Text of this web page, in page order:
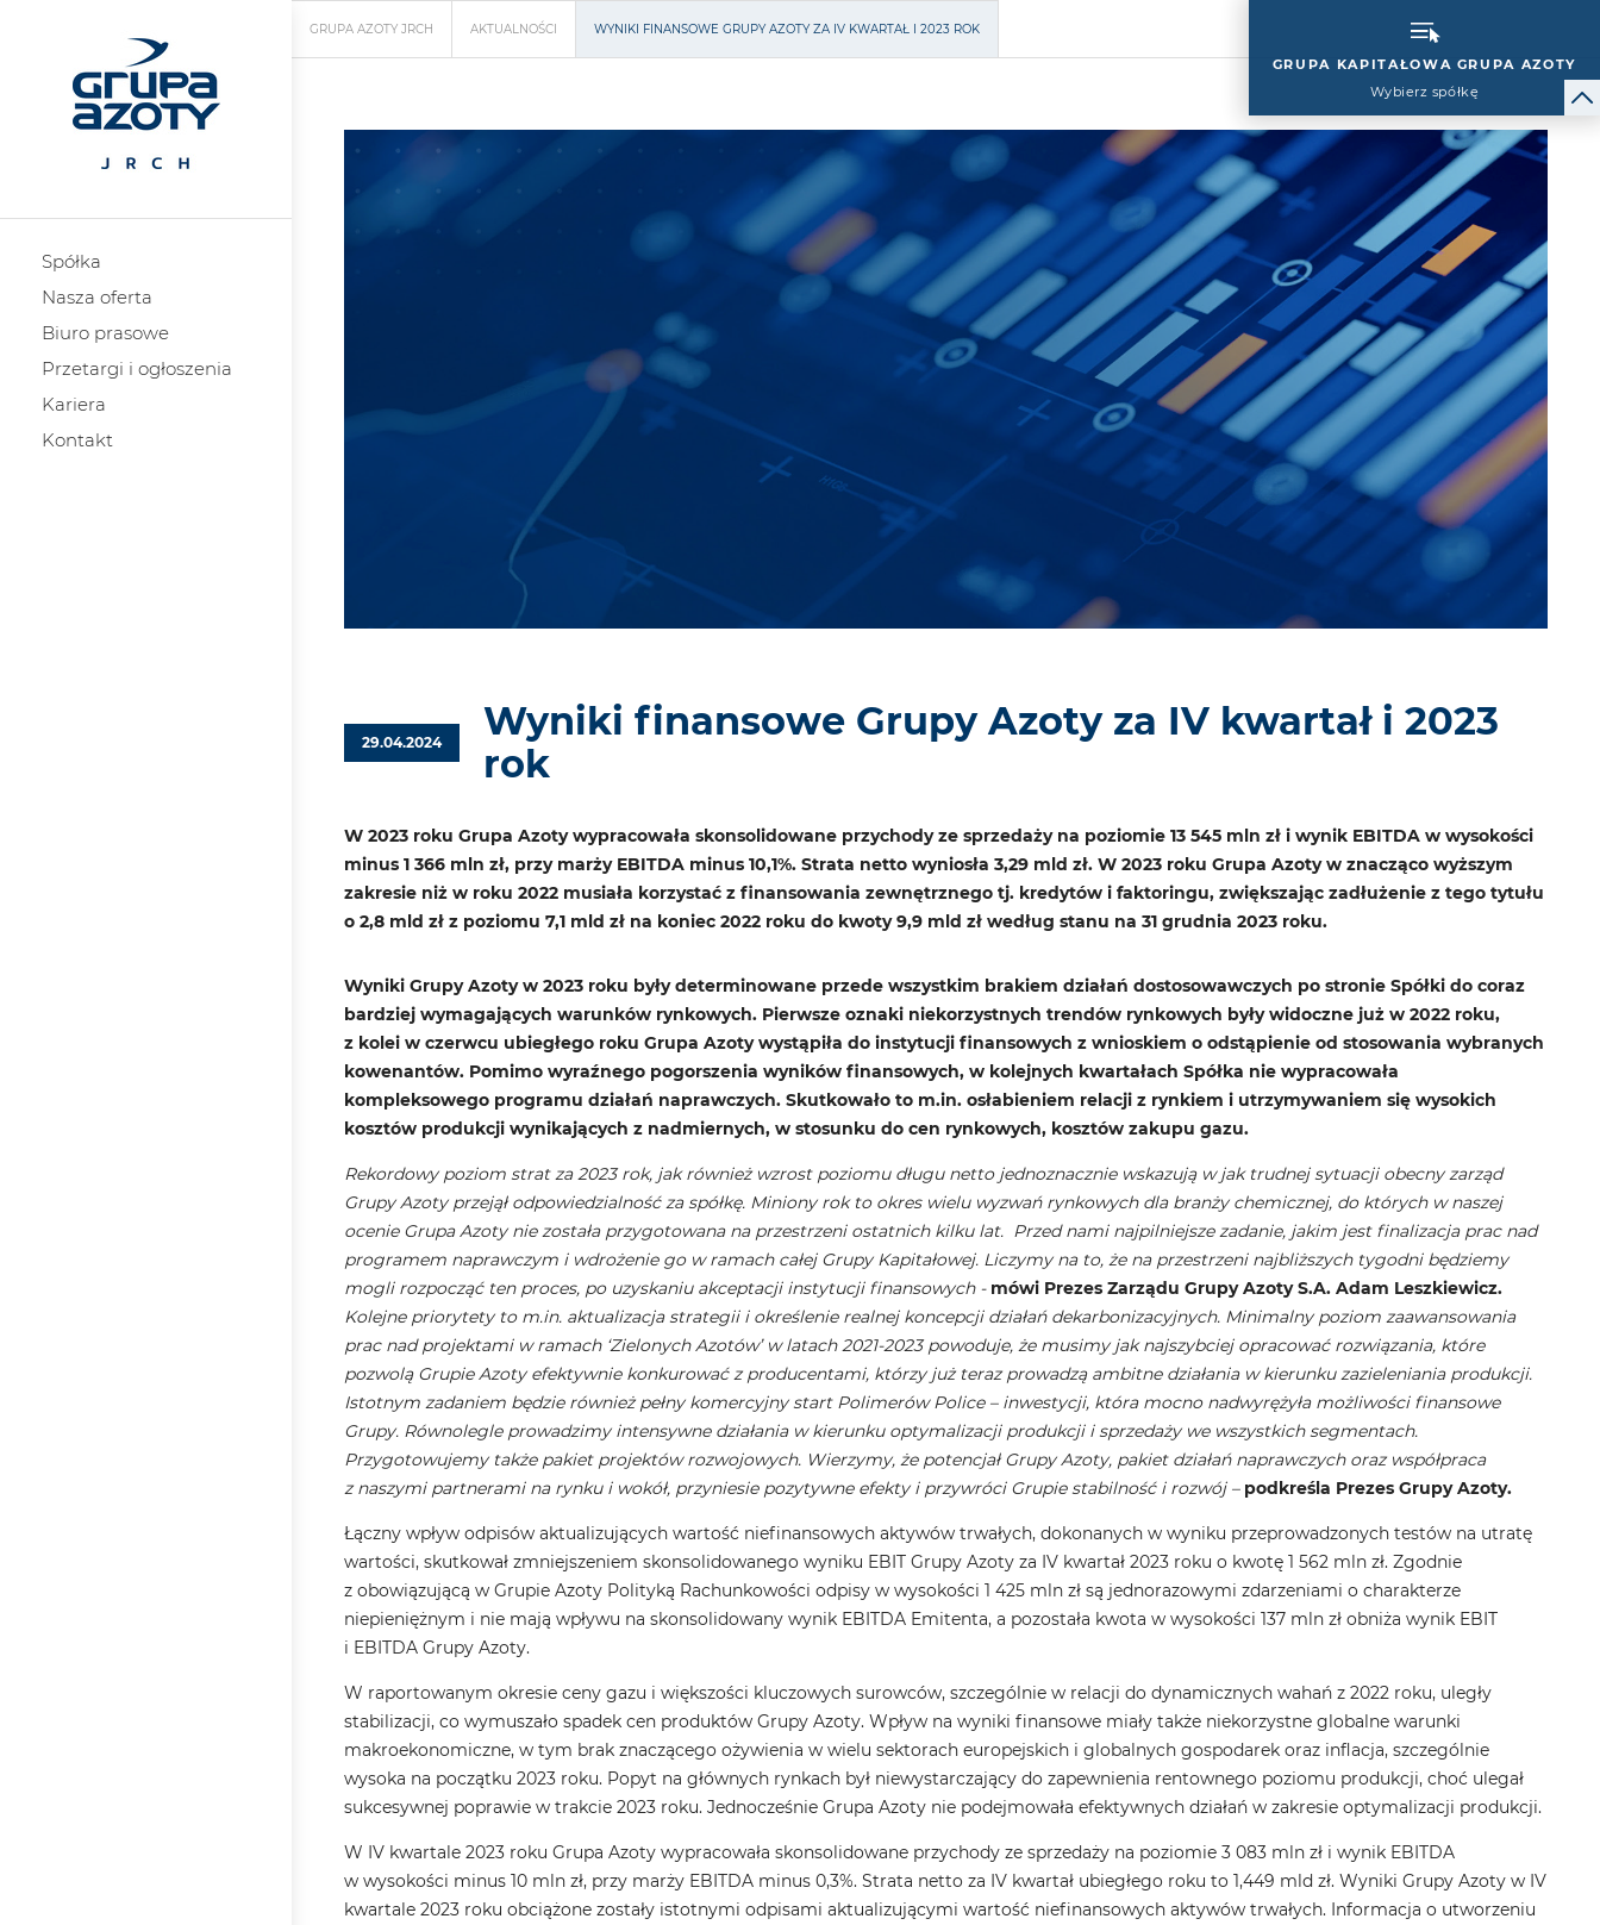
Spółka
Nasza oferta
Biuro prasowe
Przetargi i ogłoszenia
Kariera
Kontakt
GRUPA KAPITAŁOWA GRUPA AZOTY
Wybierz spółkę
GRUPA AZOTY JRCH AKTUALNOŚCI WYNIKI FINANSOWE GRUPY AZOTY ZA IV KWARTAŁ I 2023 ROK
29.04.2024
Wyniki finansowe Grupy Azoty za IV kwartał i 2023
rok
W 2023 roku Grupa Azoty wypracowała skonsolidowane przychody ze sprzedaży na poziomie 13 545 mln zł i wynik EBITDA w wysokości
minus 1 366 mln zł, przy marży EBITDA minus 10,1%. Strata netto wyniosła 3,29 mld zł. W 2023 roku Grupa Azoty w znacząco wyższym
zakresie niż w roku 2022 musiała korzystać z finansowania zewnętrznego tj. kredytów i faktoringu, zwiększając zadłużenie z tego tytułu
o 2,8 mld zł z poziomu 7,1 mld zł na koniec 2022 roku do kwoty 9,9 mld zł według stanu na 31 grudnia 2023 roku.
Wyniki Grupy Azoty w 2023 roku były determinowane przede wszystkim brakiem działań dostosowawczych po stronie Spółki do coraz
bardziej wymagających warunków rynkowych. Pierwsze oznaki niekorzystnych trendów rynkowych były widoczne już w 2022 roku,
z kolei w czerwcu ubiegłego roku Grupa Azoty wystąpiła do instytucji finansowych z wnioskiem o odstąpienie od stosowania wybranych
kowenantów. Pomimo wyraźnego pogorszenia wyników finansowych, w kolejnych kwartałach Spółka nie wypracowała
kompleksowego programu działań naprawczych. Skutkowało to m.in. osłabieniem relacji z rynkiem i utrzymywaniem się wysokich
kosztów produkcji wynikających z nadmiernych, w stosunku do cen rynkowych, kosztów zakupu gazu.
Rekordowy poziom strat za 2023 rok, jak również wzrost poziomu długu netto jednoznacznie wskazują w jak trudnej sytuacji obecny zarząd
Grupy Azoty przejął odpowiedzialność za spółkę. Miniony rok to okres wielu wyzwań rynkowych dla branży chemicznej, do których w naszej
ocenie Grupa Azoty nie została przygotowana na przestrzeni ostatnich kilku lat. Przed nami najpilniejsze zadanie, jakim jest finalizacja prac nad
programem naprawczym i wdrożenie go w ramach całej Grupy Kapitałowej. Liczymy na to, że na przestrzeni najbliższych tygodni będziemy
mogli rozpocząć ten proces, po uzyskaniu akceptacji instytucji finansowych - mówi Prezes Zarządu Grupy Azoty S.A. Adam Leszkiewicz.
Kolejne priorytety to m.in. aktualizacja strategii i określenie realnej koncepcji działań dekarbonizacyjnych. Minimalny poziom zaawansowania
prac nad projektami w ramach ‘Zielonych Azotów’ w latach 2021-2023 powoduje, że musimy jak najszybciej opracować rozwiązania, które
pozwolą Grupie Azoty efektywnie konkurować z producentami, którzy już teraz prowadzą ambitne działania w kierunku zazieleniania produkcji.
Istotnym zadaniem będzie również pełny komercyjny start Polimerów Police – inwestycji, która mocno nadwyrężyła możliwości finansowe
Grupy. Równolegle prowadzimy intensywne działania w kierunku optymalizacji produkcji i sprzedaży we wszystkich segmentach.
Przygotowujemy także pakiet projektów rozwojowych. Wierzymy, że potencjał Grupy Azoty, pakiet działań naprawczych oraz współpraca
z naszymi partnerami na rynku i wokół, przyniesie pozytywne efekty i przywróci Grupie stabilność i rozwój – podkreśla Prezes Grupy Azoty.
Łączny wpływ odpisów aktualizujących wartość niefinansowych aktywów trwałych, dokonanych w wyniku przeprowadzonych testów na utratę
wartości, skutkował zmniejszeniem skonsolidowanego wyniku EBIT Grupy Azoty za IV kwartał 2023 roku o kwotę 1 562 mln zł. Zgodnie
z obowiązującą w Grupie Azoty Polityką Rachunkowości odpisy w wysokości 1 425 mln zł są jednorazowymi zdarzeniami o charakterze
niepieniężnym i nie mają wpływu na skonsolidowany wynik EBITDA Emitenta, a pozostała kwota w wysokości 137 mln zł obniża wynik EBIT
i EBITDA Grupy Azoty.
W raportowanym okresie ceny gazu i większości kluczowych surowców, szczególnie w relacji do dynamicznych wahań z 2022 roku, uległy
stabilizacji, co wymuszało spadek cen produktów Grupy Azoty. Wpływ na wyniki finansowe miały także niekorzystne globalne warunki
makroekonomiczne, w tym brak znaczącego ożywienia w wielu sektorach europejskich i globalnych gospodarek oraz inflacja, szczególnie
wysoka na początku 2023 roku. Popyt na głównych rynkach był niewystarczający do zapewnienia rentownego poziomu produkcji, choć ulegał
sukcesywnej poprawie w trakcie 2023 roku. Jednocześnie Grupa Azoty nie podejmowała efektywnych działań w zakresie optymalizacji produkcji.
W IV kwartale 2023 roku Grupa Azoty wypracowała skonsolidowane przychody ze sprzedaży na poziomie 3 083 mln zł i wynik EBITDA
w wysokości minus 10 mln zł, przy marży EBITDA minus 0,3%. Strata netto za IV kwartał ubiegłego roku to 1,449 mld zł. Wyniki Grupy Azoty w IV
kwartale 2023 roku obciążone zostały istotnymi odpisami aktualizującymi wartość niefinansowych aktywów trwałych. Informacja o utworzeniu